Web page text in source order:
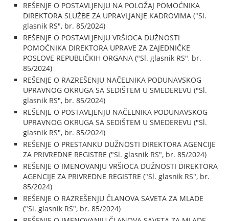
REŠENJE O POSTAVLJENJU NA POLOŽAJ POMOĆNIKA
DIREKTORA SLUŽBE ZA UPRAVLJANJE KADROVIMA ("Sl.
glasnik RS", br. 85/2024)
REŠENJE O POSTAVLJENJU VRŠIOCA DUŽNOSTI
POMOĆNIKA DIREKTORA UPRAVE ZA ZAJEDNIČKE
POSLOVE REPUBLIČKIH ORGANA ("Sl. glasnik RS", br.
85/2024)
REŠENJE O RAZREŠENJU NAČELNIKA PODUNAVSKOG
UPRAVNOG OKRUGA SA SEDIŠTEM U SMEDEREVU ("Sl.
glasnik RS", br. 85/2024)
REŠENJE O POSTAVLJENJU NAČELNIKA PODUNAVSKOG
UPRAVNOG OKRUGA SA SEDIŠTEM U SMEDEREVU ("Sl.
glasnik RS", br. 85/2024)
REŠENJE O PRESTANKU DUŽNOSTI DIREKTORA AGENCIJE
ZA PRIVREDNE REGISTRE ("Sl. glasnik RS", br. 85/2024)
REŠENJE O IMENOVANJU VRŠIOCA DUŽNOSTI DIREKTORA
AGENCIJE ZA PRIVREDNE REGISTRE ("Sl. glasnik RS", br.
85/2024)
REŠENJE O RAZREŠENJU ČLANOVA SAVETA ZA MLADE
("Sl. glasnik RS", br. 85/2024)